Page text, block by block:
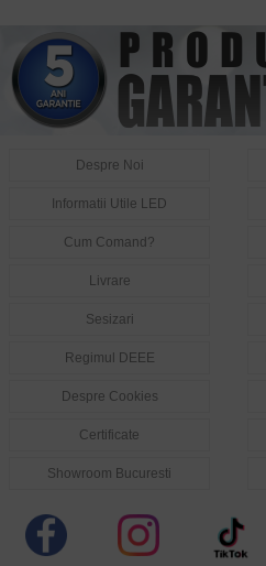
Despre Noi
Informatii Utile LED
Cum Comand?
Livrare
Sesizari
Regimul DEEE
Despre Cookies
Certificate
Showroom Bucuresti